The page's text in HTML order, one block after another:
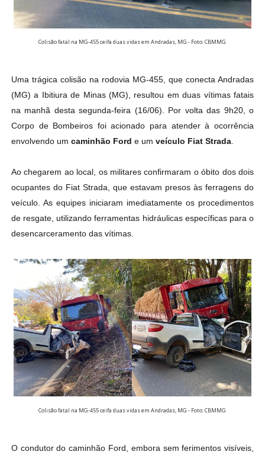
Colisão fatal na MG-455 ceifa duas vidas em Andradas, MG - Foto: CBMMG
Uma trágica colisão na rodovia MG-455, que conecta Andradas
(MG) a Ibitiura de Minas (MG), resultou em duas vítimas fatais
na manhã desta segunda-feira (16/06). Por volta das 9h20, o
Corpo de Bombeiros foi acionado para atender à ocorrência
envolvendo um caminhão Ford e um veículo Fiat Strada.
Ao chegarem ao local, os militares confirmaram o óbito dos dois
ocupantes do Fiat Strada, que estavam presos às ferragens do
veículo. As equipes iniciaram imediatamente os procedimentos
de resgate, utilizando ferramentas hidráulicas específicas para o
desencarceramento das vítimas.
Colisão fatal na MG-455 ceifa duas vidas em Andradas, MG - Foto: CBMMG
O condutor do caminhão Ford, embora sem ferimentos visíveis,